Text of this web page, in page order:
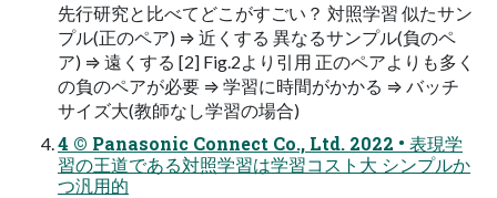
先行研究と比べてどこがすごい？ 対照学習 似たサン
プル(正のペア) ⇒ 近くする 異なるサンプル(負のペ
ア) ⇒ 遠くする [2] Fig.2より引用 正のペアよりも多く
の負のペアが必要 ⇒ 学習に時間がかかる ⇒ バッチ
サイズ大(教師なし学習の場合)
4 ©️ Panasonic Connect Co., Ltd. 2022 • 表現学
習の王道である対照学習は学習コスト大 シンプルか
つ汎用的